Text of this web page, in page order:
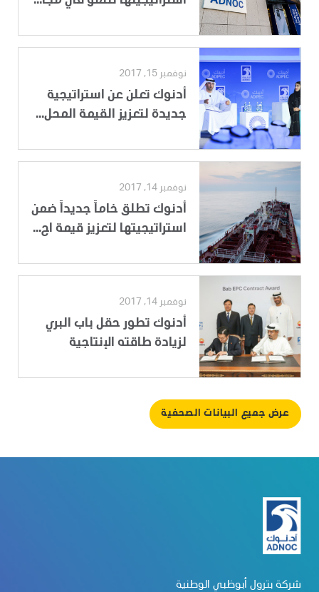
نوفمبر 15, 2017
أدنوك تعلن عن استراتيجية
جديدة لتعزيز القيمة المحل...
نوفمبر 14, 2017
أدنوك تطلق خاماً جديداً ضمن
استراتيجيتها لتعزيز قيمة اح...
نوفمبر 14, 2017
أدنوك تطور حقل باب البري
لزيادة طاقته الإنتاجية
عرض جميع البيانات الصحفية
شركة بترول أبوظبي الوطنية